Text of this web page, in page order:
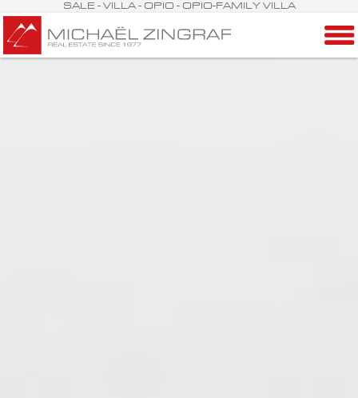
SALE - VILLA - OPIO - OPIO-FAMILY VILLA